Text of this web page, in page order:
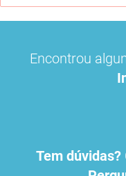
Encontrou
Tem dúvidas?